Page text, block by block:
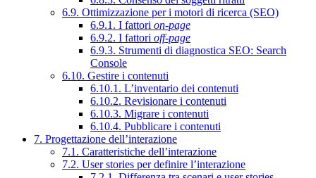
6.9. Ottimizzazione per i motori di ricerca (SEO)
6.9.1. I fattori on-page
6.9.2. I fattori off-page
6.9.3. Strumenti di diagnostica SEO: Search
Console
6.10. Gestire i contenuti
6.10.1. L’inventario dei contenuti
6.10.2. Revisionare i contenuti
6.10.3. Migrare i contenuti
6.10.4. Pubblicare i contenuti
7. Progettazione dell’interazione
7.1. Caratteristiche dell’interazione
7.2. User stories per definire l’interazione